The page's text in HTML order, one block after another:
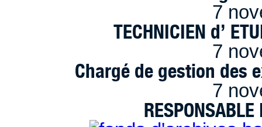
7
TECHNICIEN d’
7
Chargé de gestion des
7